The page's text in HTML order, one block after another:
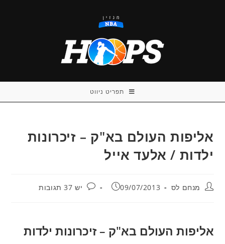
תפריט ניווט
אליפות העולם בא"ק – זיכרונות
ילדות / אלעד אייל
מחבר:מנחם לס פורסם:
09/07/2013 תגובות:
יש 37 תגובות
אליפות העולם בא"ק – זיכרונות ילדות